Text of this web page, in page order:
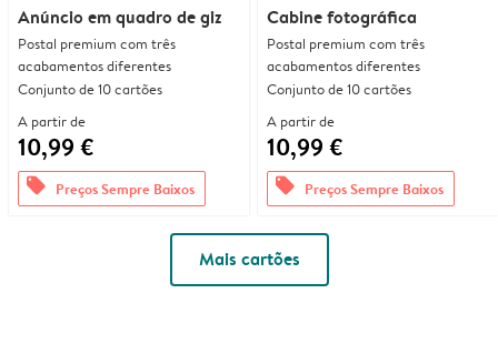
Anúncio em quadro de giz
Postal premium com três
acabamentos diferentes
Conjunto de 10 cartões
A partir de
10,99 €
offers Preços Sempre Baixos
Cabine fotográfica
Postal premium com três
acabamentos diferentes
Conjunto de 10 cartões
A partir de
10,99 €
offers Preços Sempre Baixos
Mais cartões